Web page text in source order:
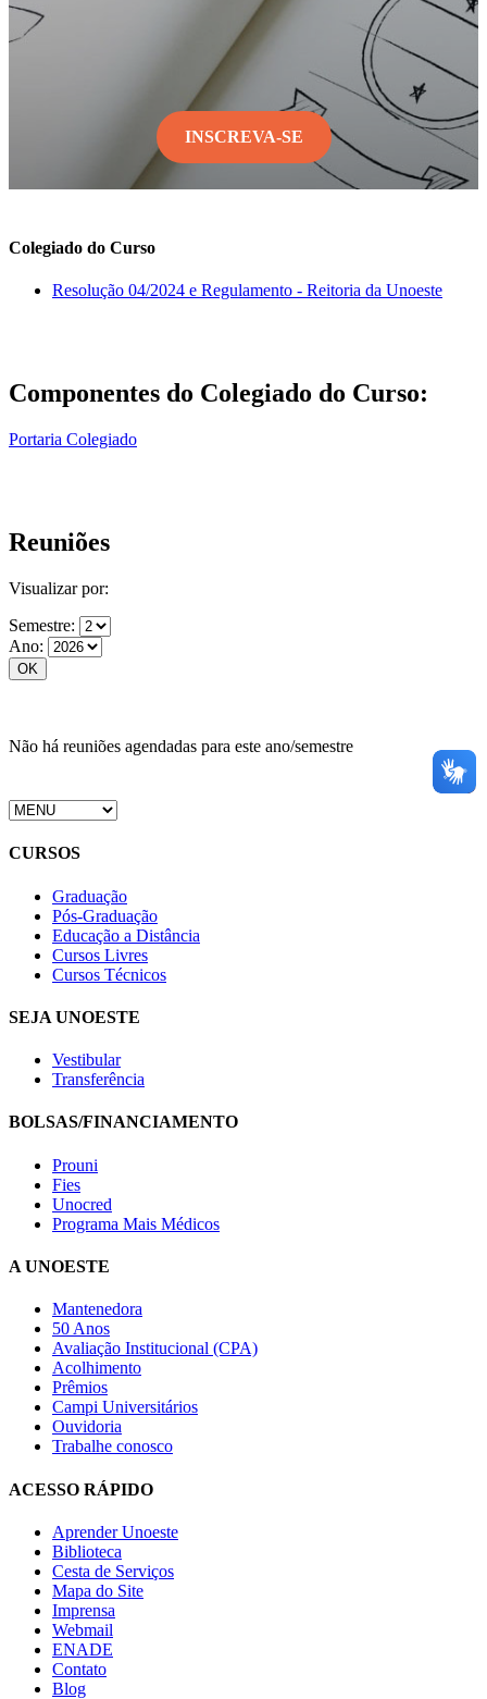
INSCREVA-SE
Colegiado do Curso
Resolução 04/2024 e Regulamento - Reitoria da Unoeste
Componentes do Colegiado do Curso:
Portaria Colegiado
Reuniões
Visualizar por:
Semestre:
Ano:
Não há reuniões agendadas para este ano/semestre
CURSOS
Graduação
Pós-Graduação
Educação a Distância
Cursos Livres
Cursos Técnicos
SEJA UNOESTE
Vestibular
Transferência
BOLSAS/FINANCIAMENTO
Prouni
Fies
Unocred
Programa Mais Médicos
A UNOESTE
Mantenedora
50 Anos
Avaliação Institucional (CPA)
Acolhimento
Prêmios
Campi Universitários
Ouvidoria
Trabalhe conosco
ACESSO RÁPIDO
Aprender Unoeste
Biblioteca
Cesta de Serviços
Mapa do Site
Imprensa
Webmail
ENADE
Contato
Blog